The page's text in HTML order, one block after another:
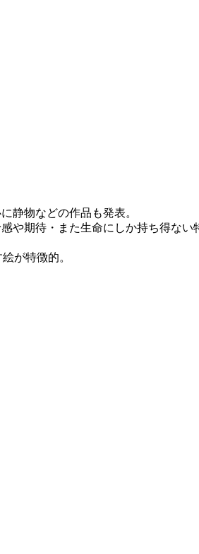
静物などの作品も発表。
や期待・また生命にしか持ち得な
が特徴的。